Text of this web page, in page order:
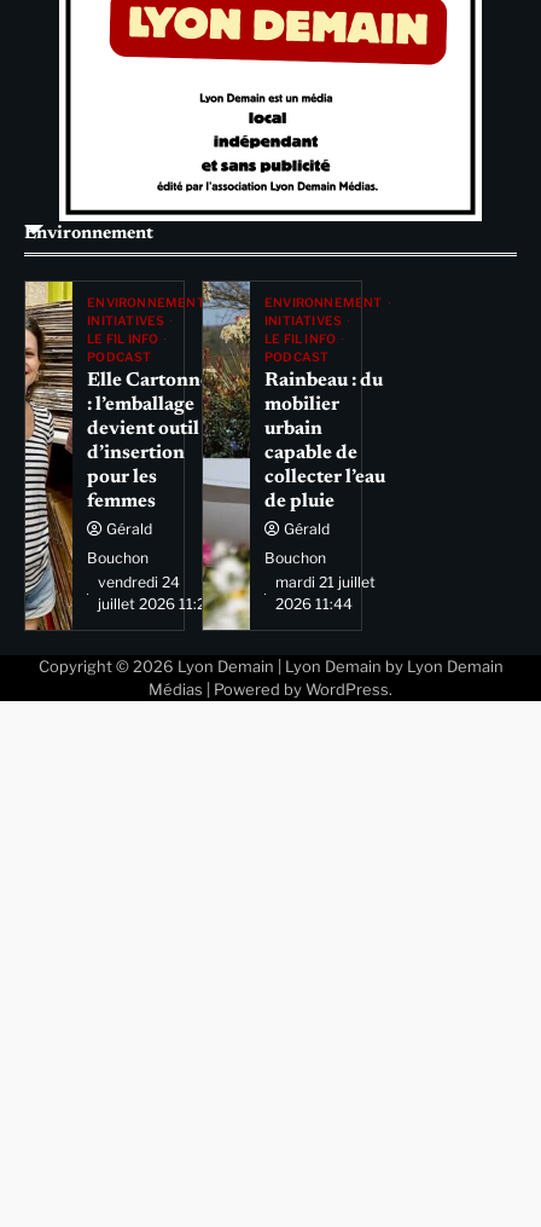
Environnement
ENVIRONNEMENT
INITIATIVES
LE FIL INFO
PODCAST
Elle Cartonne
: l’emballage
devient outil
d’insertion
pour les
femmes
Gérald
Bouchon
vendredi 24
juillet 2026 11:29
ENVIRONNEMENT
INITIATIVES
LE FIL INFO
PODCAST
Rainbeau : du
mobilier
urbain
capable de
collecter l’eau
de pluie
Gérald
Bouchon
mardi 21 juillet
2026 11:44
Copyright © 2026 Lyon Demain | Lyon Demain by Lyon Demain
Médias | Powered by WordPress.